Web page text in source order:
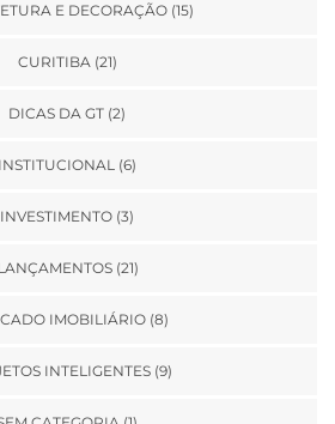
E DECORAÇÃO(15)
CURITIBA (21)
DICAS DA GT (2)
INSTITUCIONAL (6)
INVESTIMENTO (3)
(21)
IMOBILIÁRIO(8)
INTELIGENTES (9)